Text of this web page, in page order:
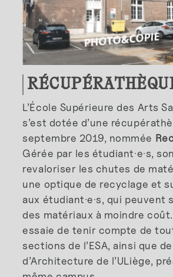
L’École Supérieure des Arts
s’est dotée d’une
septembre 2019, nommée
Gérée par les étudiant·e·s,
revaloriser les chutes de
une optique de recyclage et
aux étudiant·e·s, qui peuvent
des matériaux à moindre
essaie de tenir compte de
sections de l’ESA, ainsi que
d’Architecture de l’ULiège,